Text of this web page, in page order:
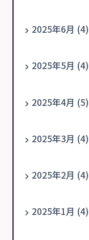
2025年6月 (4)
2025年5月 (4)
2025年4月 (5)
2025年3月 (4)
2025年2月 (4)
2025年1月 (4)